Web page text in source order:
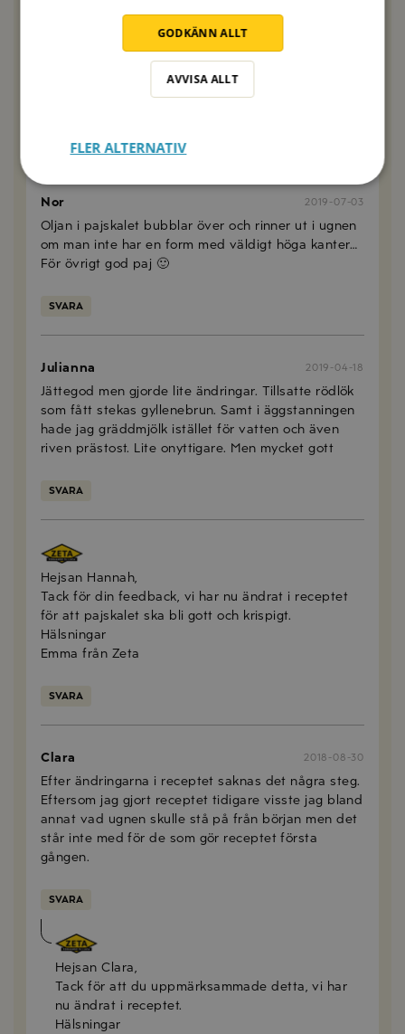
Jättegod paj! Den blev precis så som den ser ut på
bilden. Jag använde en färdig pajdeg för att det
skulle gå lite snabbare. Denna pajen kommer jag
Nor 2019-07-03
Oljan i pajskalet bubblar över och rinner ut i ugnen
om man inte har en form med väldigt höga kanter…
För övrigt god paj 🙂
SVARA
Julianna 2019-04-18
Jättegod men gjorde lite ändringar. Tillsatte rödlök
som fått stekas gyllenebrun. Samt i äggstanningen
hade jag gräddmjölk istället för vatten och även
riven prästost. Lite onyttigare. Men mycket gott
SVARA
Emma Olsson
Hejsan Hannah,
Tack för din feedback, vi har nu ändrat i receptet
för att pajskalet ska bli gott och krispigt.
Hälsningar
Emma från Zeta
SVARA
Clara 2018-08-30
Efter ändringarna i receptet saknas det några steg.
Eftersom jag gjort receptet tidigare visste jag bland
annat vad ugnen skulle stå på från början men det
står inte med för de som gör receptet första
gången.
SVARA
Emma Olsson
Hejsan Clara,
Tack för att du uppmärksammade detta, vi har
nu ändrat i receptet.
Hälsningar
GODKÄNN ALLT
AVVISA ALLT
FLER ALTERNATIV